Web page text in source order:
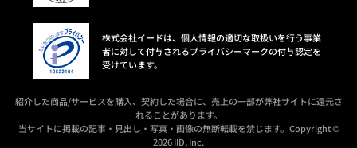
株式会社イードは、個人情報の適切な取扱いを行う事業
者に対して付与されるプライバシーマークの付与認定を
受けています。
紹介した商品/サービスを購入、契約した場合に、売上の一部が弊社サイトに還元さ
れることがあります。
当サイトに掲載の記事・見出し・写真・画像の無断転載を禁じます。Copyright ©
2026 IID, Inc.